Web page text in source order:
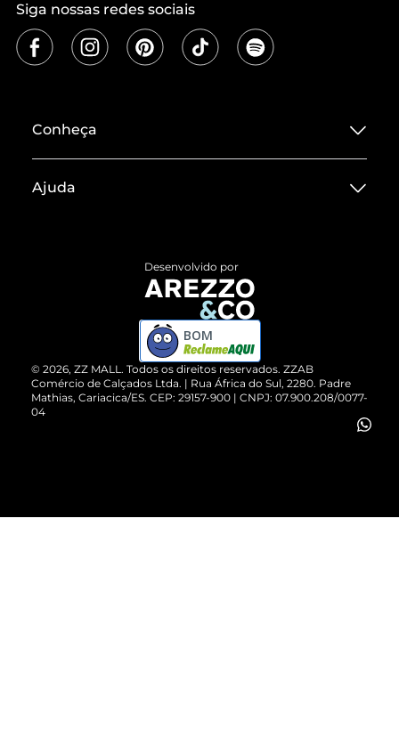
Siga nossas redes sociais
Conheça
Termos de Uso
ZZ MALL é confiável
Cartão Presente
Vendas Corporativas
Ajuda
Devolução do Produto
Compre pelo WhatsApp
© 2026, ZZ MALL. Todos os direitos reservados. ZZAB
Comércio de Calçados Ltda. | Rua África do Sul, 2280. Padre
Mathias, Cariacica/ES. CEP: 29157-900 | CNPJ: 07.900.208/0077-
04
Desenvolvido por
BOM